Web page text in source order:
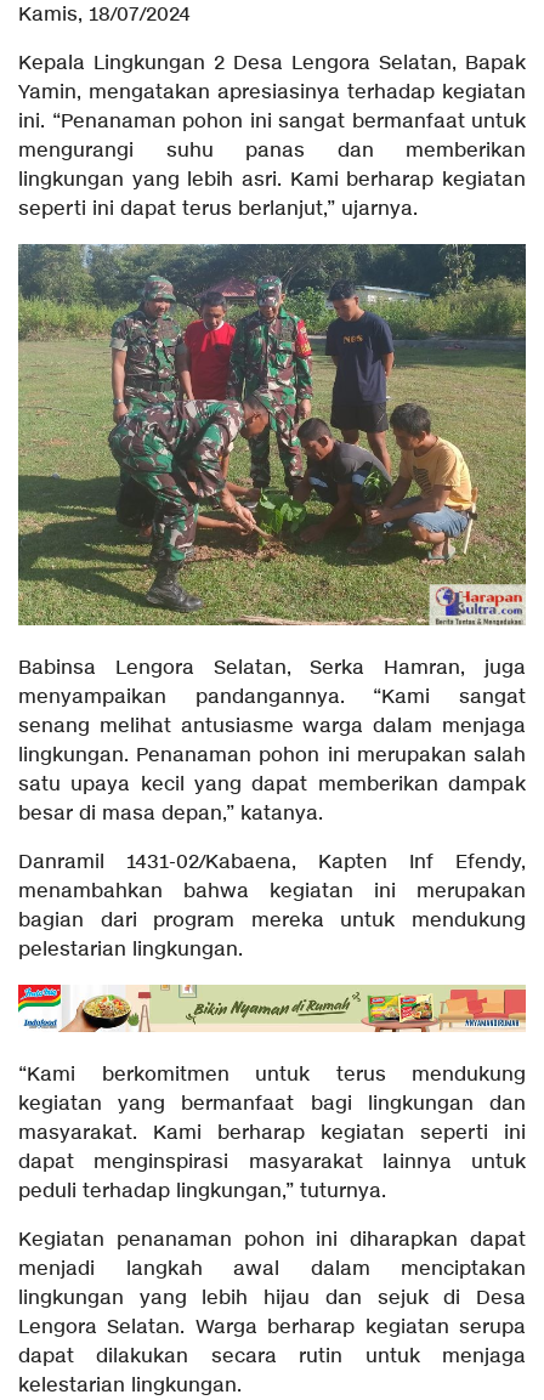
Kamis, 18/07/2024
Kepala Lingkungan 2 Desa Lengora Selatan, Bapak
Yamin, mengatakan apresiasinya terhadap kegiatan
ini. “Penanaman pohon ini sangat bermanfaat untuk
mengurangi suhu panas dan memberikan
lingkungan yang lebih asri. Kami berharap kegiatan
seperti ini dapat terus berlanjut,” ujarnya.
Babinsa Lengora Selatan, Serka Hamran, juga
menyampaikan pandangannya. “Kami sangat
senang melihat antusiasme warga dalam menjaga
lingkungan. Penanaman pohon ini merupakan salah
satu upaya kecil yang dapat memberikan dampak
besar di masa depan,” katanya.
Danramil 1431-02/Kabaena, Kapten Inf Efendy,
menambahkan bahwa kegiatan ini merupakan
bagian dari program mereka untuk mendukung
pelestarian lingkungan.
“Kami berkomitmen untuk terus mendukung
kegiatan yang bermanfaat bagi lingkungan dan
masyarakat. Kami berharap kegiatan seperti ini
dapat menginspirasi masyarakat lainnya untuk
peduli terhadap lingkungan,” tuturnya.
Kegiatan penanaman pohon ini diharapkan dapat
menjadi langkah awal dalam menciptakan
lingkungan yang lebih hijau dan sejuk di Desa
Lengora Selatan. Warga berharap kegiatan serupa
dapat dilakukan secara rutin untuk menjaga
kelestarian lingkungan.